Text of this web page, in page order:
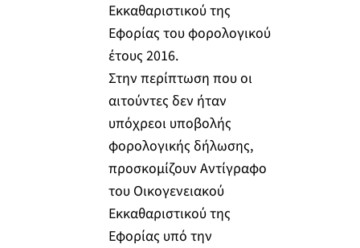
Εκκαθαριστικού της
Εφορίας του φορολογικού
έτους 2016.
Στην περίπτωση που οι
αιτούντες δεν ήταν
υπόχρεοι υποβολής
φορολογικής δήλωσης,
προσκομίζουν Αντίγραφο
του Οικογενειακού
Εκκαθαριστικού της
Εφορίας υπό την